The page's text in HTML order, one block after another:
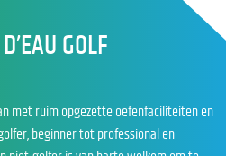
GOLF
met ruim opgezette oefenfaciliteiten en
beginner tot professional en